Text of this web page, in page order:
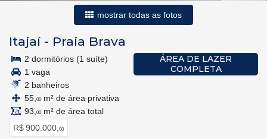
mostrar todas as fotos
Itajaí- Praia Brava
ÁREA DE LAZER
COMPLETA
2 dormitórios (1 suíte)
1 vaga
2 banheiros
55, 00 m² de área privativa
93, 00 m² de área total
R$ 900.000, 00